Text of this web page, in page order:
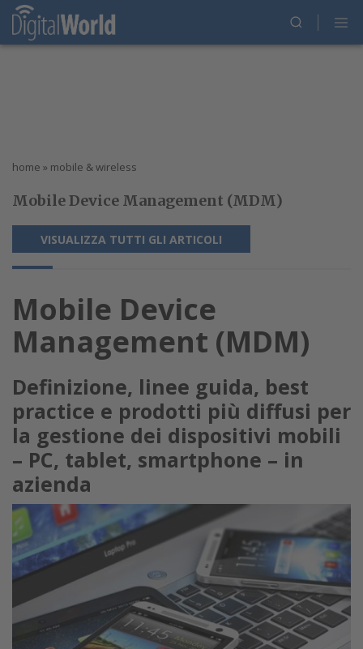
home » mobile & wireless
Mobile Device Management (MDM)
VISUALIZZA TUTTI GLI ARTICOLI
Mobile Device
Management (MDM)
Definizione, linee guida, best
practice e prodotti più diffusi per
la gestione dei dispositivi mobili
– PC, tablet, smartphone – in
azienda